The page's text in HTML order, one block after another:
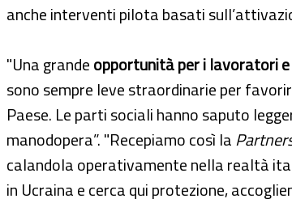
anche interventi pilota basati
"Una grandeopportunità per i lavoratori e
sono sempre leve straordinarie per
Paese. Le parti sociali hanno saputo
manodopera”. "Recepiamo così la
calandola operativamente nella realtà
in Ucraina e cerca qui protezione,